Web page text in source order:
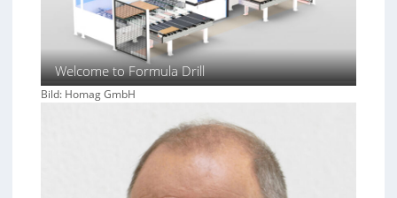
Welcome to Formula Drill
Bild: Homag GmbH